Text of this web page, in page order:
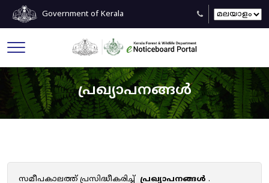
Government of Kerala
പ്രഖ്യാപനങ്ങൾ
സമീപകാലത്ത് പ്രസിദ്ധീകരിച്ച് പ്രഖ്യാപനങ്ങൾ .